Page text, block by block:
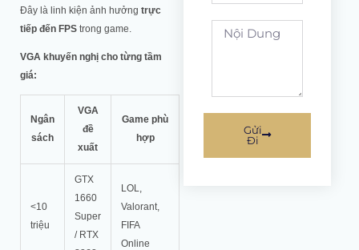
Đây là linh kiện ảnh hưởng trực
tiếp đến FPS trong game.
VGA khuyến nghị cho từng tầm
giá:
Ngân
sách
VGA
đề
xuất
Game phù
hợp
<10
triệu
GTX
1660
Super
/ RTX
LOL,
Valorant,
FIFA
Online
noi
Gửi
Đi